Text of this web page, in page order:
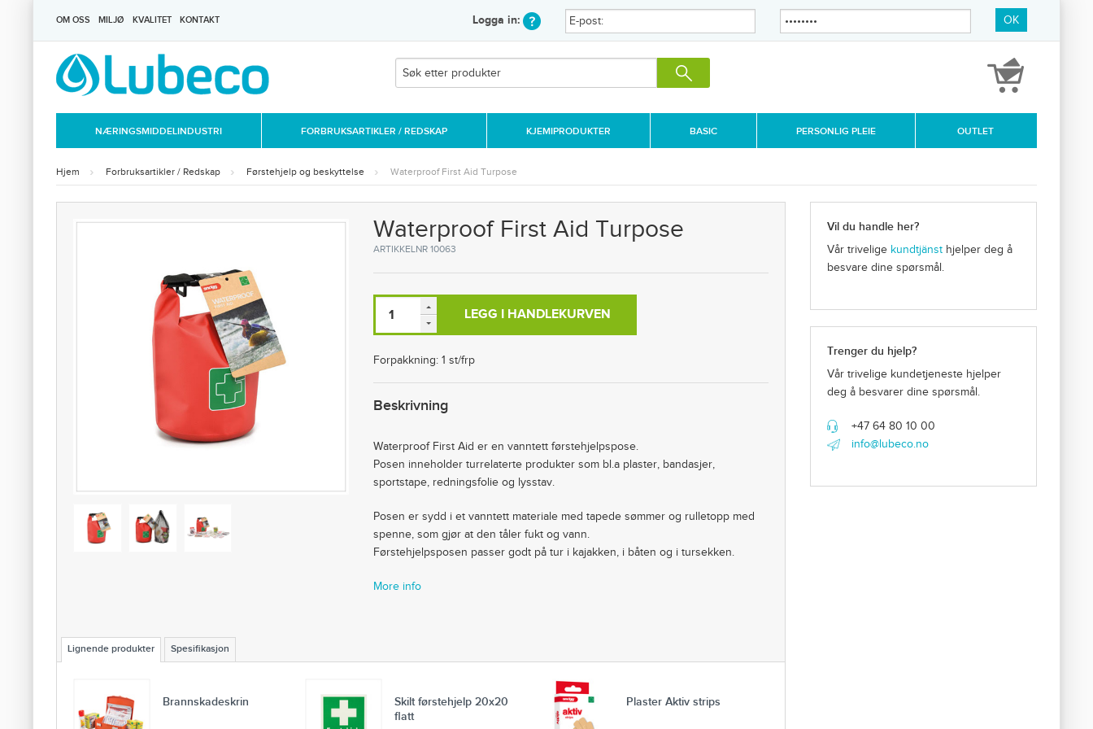
OM OSS MILJØ KVALITET KONTAKT Logga in: OK
NÆRINGSMIDDELINDUSTRI FORBRUKSARTIKLER / REDSKAP KJEMIPRODUKTER BASIC PERSONLIG PLEIE OUTLET
Hjem Forbruksartikler / Redskap Førstehjelp og beskyttelse Waterproof First Aid Turpose
Waterproof First Aid Turpose
ARTIKKELNR 10063
LEGG I HANDLEKURVEN
Forpakkning: 1 st/frp
Beskrivning
Waterproof First Aid er en vanntett førstehjelpspose.
Posen inneholder turrelaterte produkter som bl.a plaster, bandasjer,
sportstape, redningsfolie og lysstav.
Posen er sydd i et vanntett materiale med tapede sømmer og rulletopp med
spenne, som gjør at den tåler fukt og vann.
Førstehjelpsposen passer godt på tur i kajakken, i båten og i tursekken.
More info
Lignende produkter Spesifikasjon
Brannskadeskrin
Skilt førstehjelp 20x20
flatt
Plaster Aktiv strips
Vil du handle her?
Vår trivelige kundtjänst hjelper deg å
besvare dine spørsmål.
Trenger du hjelp?
Vår trivelige kundetjeneste hjelper
deg å besvarer dine spørsmål.
+47 64 80 10 00
info@lubeco.no